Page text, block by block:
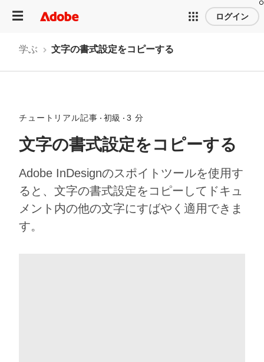
ログイン
学ぶ 文字の書式設定をコピーする
チュートリアル記事 初級 3 分
文字の書式設定をコピーする
Adobe InDesignのスポイトツールを使用す
ると、文字の書式設定をコピーしてドキュ
メント内の他の文字にすばやく適用できま
す。